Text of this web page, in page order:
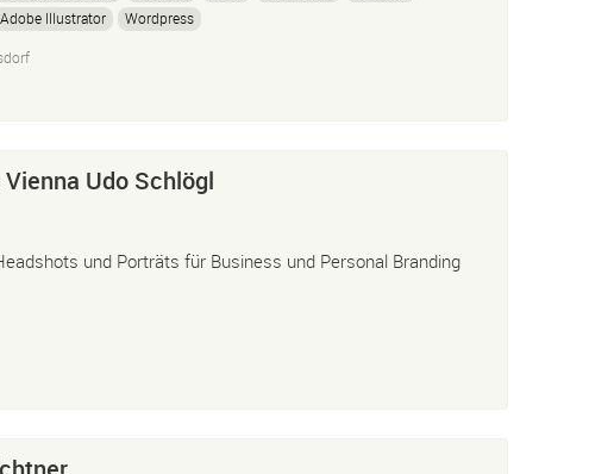
Adobe Illustrator
Wordpress
Udo Schlögl
und Porträts für Business und Personal Branding